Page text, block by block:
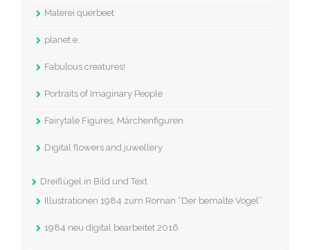
Malerei querbeet
planet e.
Fabulous creatures!
Portraits of Imaginary People
Fairytale Figures, Märchenfiguren
Digital flowers and juwellery
Dreiflügel in Bild und Text
Illustrationen 1984 zum Roman “Der bemalte Vogel”
1984 neu digital bearbeitet 2016